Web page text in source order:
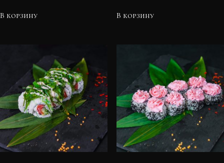
В корзину В корзину